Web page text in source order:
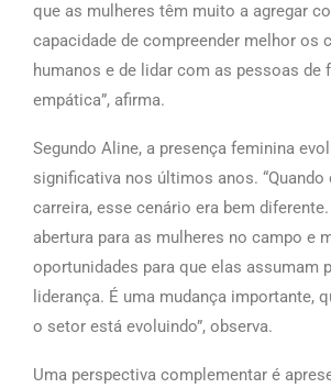
que as mulheres têm muito a agregar
capacidade de compreender melhor os
humanos e de lidar com as pessoas de
empática”, afirma.
Segundo Aline, a presença feminina
significativa nos últimos anos.
carreira, esse cenário era bem
abertura para as mulheres no campo e
oportunidades para que elas assumam
liderança. É uma mudança importante,
o setor está evoluindo”, observa.
Uma perspectiva complementar é